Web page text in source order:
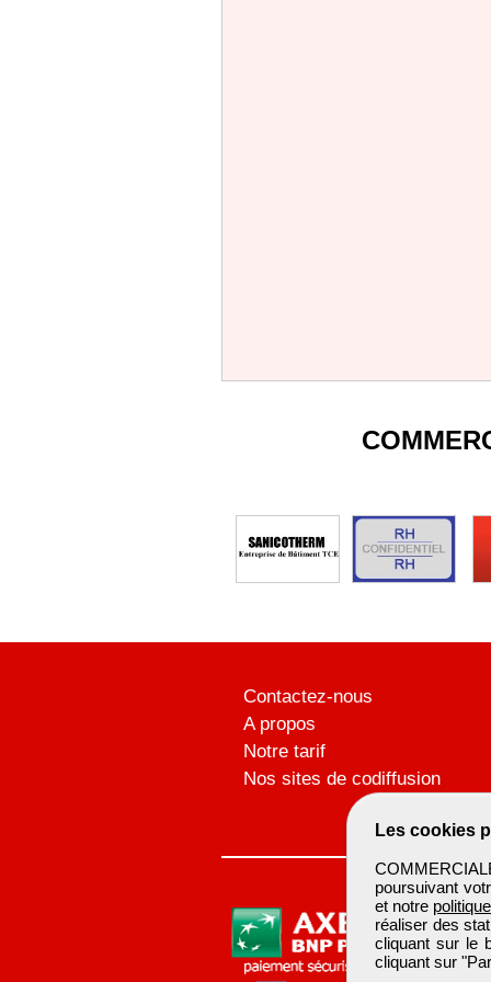
Les cookies
poursuivant
et notre
réaliser des
cliquant sur le
cliquant sur
Contactez-nous
A propos
Notre tarif
Nos sites de codiffusion